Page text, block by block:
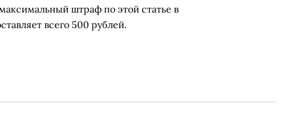
штраф по этой статье в
всего 500 рублей.